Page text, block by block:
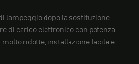
lampeggio dopo la sostituzione
di carico elettronico con potenza
molto ridotte, installazione facile e